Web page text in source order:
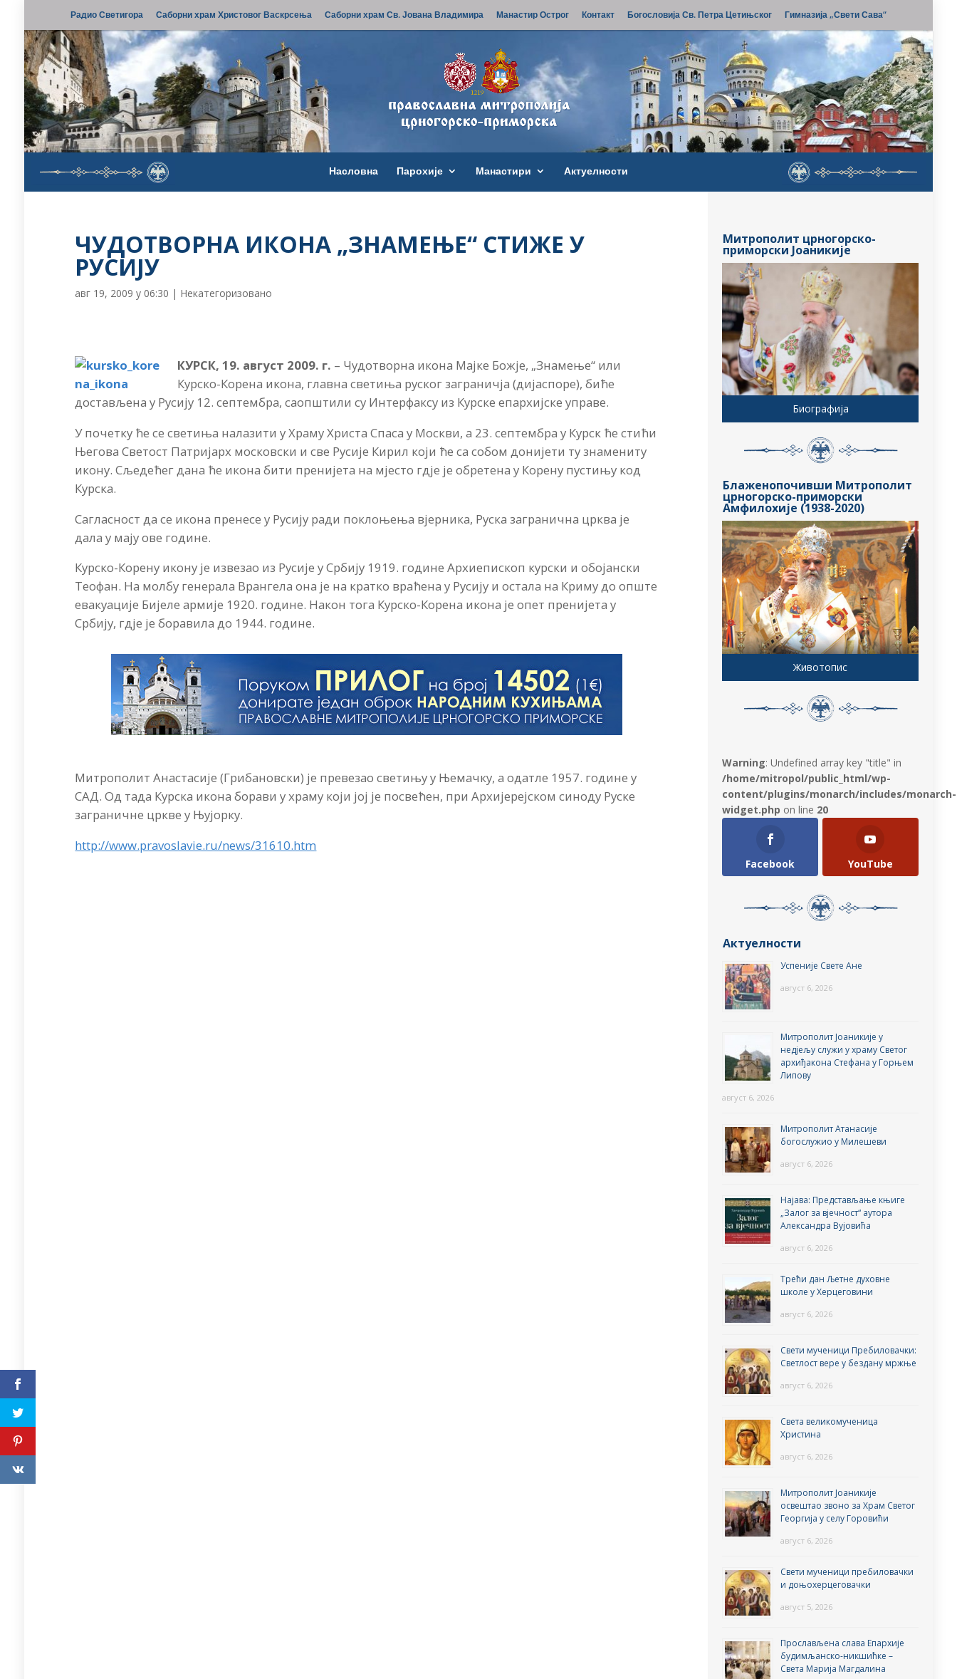
Радио Светигора Саборни храм Христовог Васкрсења Саборни храм Св. Јована Владимира Манастир Острог Контакт Богословија Св. Петра Цетињског Гимназија „Свети Сава“
Насловна Парохије Манастири Актуелности
ЧУДОТВОРНА ИКОНА „ЗНАМЕЊЕ“ СТИЖЕ У
РУСИЈУ
авг 19, 2009 у 06:30 | Некатегоризовано
КУРСК, 19. август 2009. г. – Чудотворна икона Мајке Божје, „Знамење“ или
Курско-Корена икона, главна светиња руског заграничја (дијаспоре), биће
достављена у Русију 12. септембра, саопштили су Интерфаксу из Курске епархијске управе.
У почетку ће се светиња налазити у Храму Христа Спаса у Москви, а 23. септембра у Курск ће стићи
Његова Светост Патријарх московски и све Русије Кирил који ће са собом донијети ту знамениту
икону. Сљедећег дана ће икона бити пренијета на мјесто гдје је обретена у Корену пустињу код
Курска.
Сагласност да се икона пренесе у Русију ради поклоњења вјерника, Руска загранична црква је
дала у мају ове године.
Курско-Корену икону је извезао из Русије у Србију 1919. године Архиепископ курски и обојански
Теофан. На молбу генерала Врангела она је на кратко враћена у Русију и остала на Криму до опште
евакуације Бијеле армије 1920. године. Након тога Курско-Корена икона је опет пренијета у
Србију, гдје је боравила до 1944. године.
Митрополит Анастасије (Грибановски) је превезао светињу у Њемачку, а одатле 1957. године у
САД. Од тада Курска икона борави у храму који јој је посвећен, при Архијерејском синоду Руске
заграничне цркве у Њујорку.
http://www.pravoslavie.ru/news/31610.htm
Митрополит црногорско-
приморски Јоаникије
Биографија
Блаженопочивши Митрополит
црногорско-приморски
Амфилохије (1938-2020)
Животопис
Warning: Undefined array key "title" in
/home/mitropol/public_html/wp-
content/plugins/monarch/includes/monarch-
widget.php on line 20
Facebook YouTube
Актуелности
Успеније Свете Ане
август 6, 2026
Митрополит Јоаникије у
недјељу служи у храму Светог
архиђакона Стефана у Горњем
Липову
август 6, 2026
Митрополит Атанасије
богослужио у Милешеви
август 6, 2026
Најава: Представљање књиге
„Залог за вјечност“ аутора
Александра Вујовића
август 6, 2026
Трећи дан Љетне духовне
школе у Херцеговини
август 6, 2026
Свети мученици Пребиловачки:
Светлост вере у бездану мржње
август 6, 2026
Света великомученица
Христина
август 6, 2026
Митрополит Јоаникије
освештао звоно за Храм Светог
Георгија у селу Горовићи
август 6, 2026
Свети мученици пребиловачки
и доњохерцеговачки
август 5, 2026
Прослављена слава Епархије
будимљанско-никшићке –
Света Марија Магдалина